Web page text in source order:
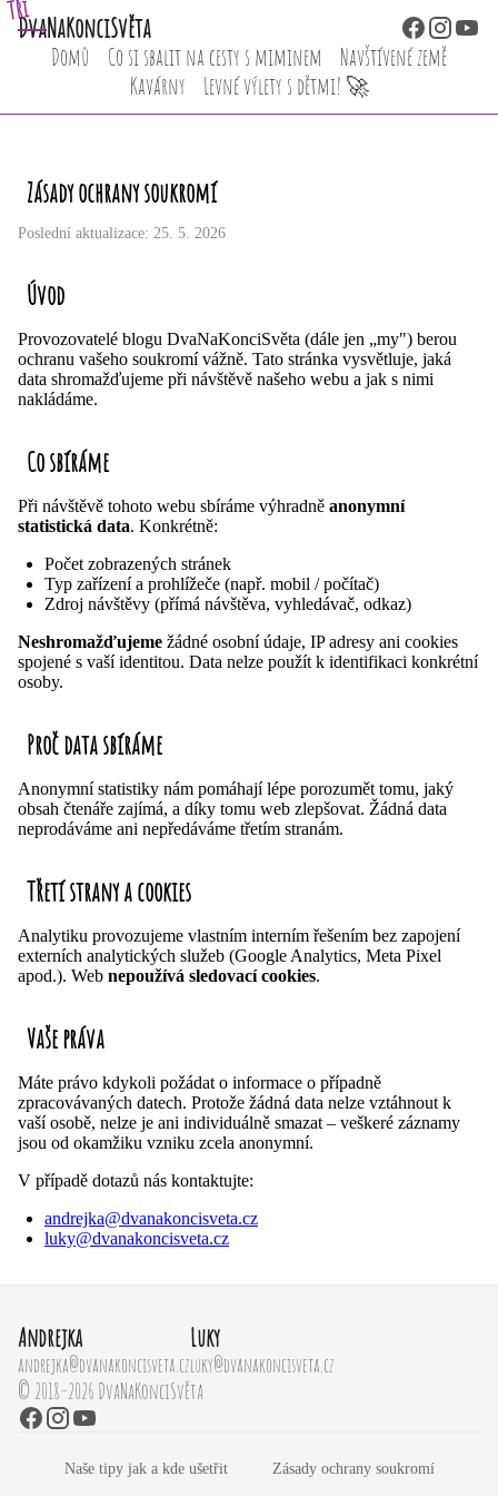
Dva
Tři
NaKonciSvěta
Domů Co si sbalit na cesty s miminem
Navštívené země
Kavárny
Levné výlety s dětmi! 🚀
Zásady ochrany soukromí
Poslední aktualizace: 25. 5. 2026
Úvod
Provozovatelé blogu DvaNaKonciSvěta (dále jen „my") berou
ochranu vašeho soukromí vážně. Tato stránka vysvětluje, jaká
data shromažďujeme při návštěvě našeho webu a jak s nimi
nakládáme.
Co sbíráme
Při návštěvě tohoto webu sbíráme výhradně anonymní
statistická data. Konkrétně:
Počet zobrazených stránek
Typ zařízení a prohlížeče (např. mobil / počítač)
Zdroj návštěvy (přímá návštěva, vyhledávač, odkaz)
Neshromažďujeme žádné osobní údaje, IP adresy ani cookies
spojené s vaší identitou. Data nelze použít k identifikaci konkrétní
osoby.
Proč data sbíráme
Anonymní statistiky nám pomáhají lépe porozumět tomu, jaký
obsah čtenáře zajímá, a díky tomu web zlepšovat. Žádná data
neprodáváme ani nepředáváme třetím stranám.
Třetí strany a cookies
Analytiku provozujeme vlastním interním řešením bez zapojení
externích analytických služeb (Google Analytics, Meta Pixel
apod.). Web nepoužívá sledovací cookies.
Vaše práva
Máte právo kdykoli požádat o informace o případně
zpracovávaných datech. Protože žádná data nelze vztáhnout k
vaší osobě, nelze je ani individuálně smazat – veškeré záznamy
jsou od okamžiku vzniku zcela anonymní.
V případě dotazů nás kontaktujte:
andrejka@dvanakoncisveta.cz
luky@dvanakoncisveta.cz
Andrejka
andrejka@dvanakoncisveta.cz
Luky
luky@dvanakoncisveta.cz
© 2018–2026 DvaNaKonciSvěta
Naše tipy jak a kde ušetřit Zásady ochrany soukromí